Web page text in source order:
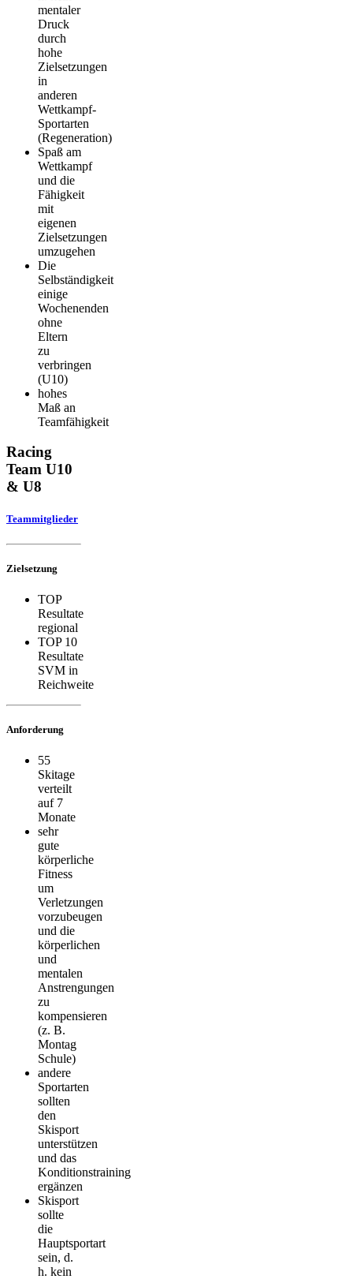
mentaler
Druck
durch
hohe
Zielsetzungen
in
anderen
Wettkampf-
Sportarten
(Regeneration)
Spaß am
Wettkampf
und die
Fähigkeit
mit
eigenen
Zielsetzungen
umzugehen
Die
Selbständigkeit
einige
Wochenenden
ohne
Eltern
zu
verbringen
(U10)
hohes
Maß an
Teamfähigkeit
Racing
Team U10
& U8
Teammitglieder
Zielsetzung
TOP
Resultate
regional
TOP 10
Resultate
SVM in
Reichweite
Anforderung
55
Skitage
verteilt
auf 7
Monate
sehr
gute
körperliche
Fitness
um
Verletzungen
vorzubeugen
und die
körperlichen
und
mentalen
Anstrengungen
zu
kompensieren
(z. B.
Montag
Schule)
andere
Sportarten
sollten
den
Skisport
unterstützen
und das
Konditionstraining
ergänzen
Skisport
sollte
die
Hauptsportart
sein, d.
h. kein